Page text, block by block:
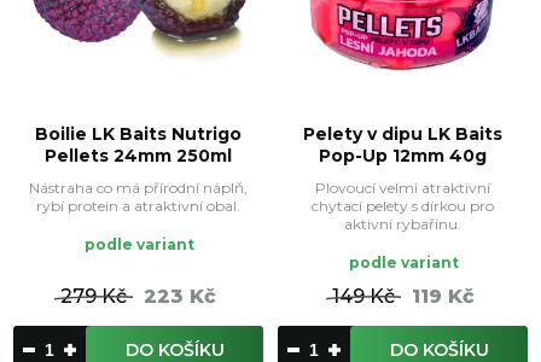
Boilie LK Baits Nutrigo
Pellets 24mm 250ml
Nástraha co má přírodní náplň,
rybí protein a atraktivní obal.
podle variant
279 Kč 223 Kč
DO KOŠÍKU
Pelety v dipu LK Baits
Pop-Up 12mm 40g
Plovoucí velmi atraktivní
chytací pelety s dírkou pro
aktivní rybařinu.
podle variant
149 Kč 119 Kč
DO KOŠÍKU